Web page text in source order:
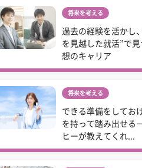
将来を考える
過去の経験を活かし
を見越した就活”で
想のキャリア
将来を考える
できる準備をしてお
を持って踏み出せ
ヒーが教えてくれ...